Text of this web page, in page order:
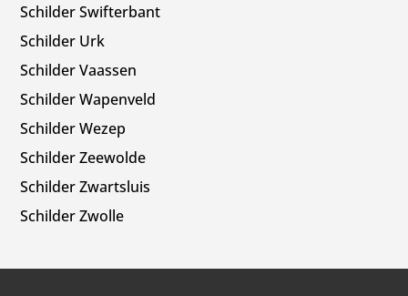
Schilder Swifterbant
Schilder Urk
Schilder Vaassen
Schilder Wapenveld
Schilder Wezep
Schilder Zeewolde
Schilder Zwartsluis
Schilder Zwolle